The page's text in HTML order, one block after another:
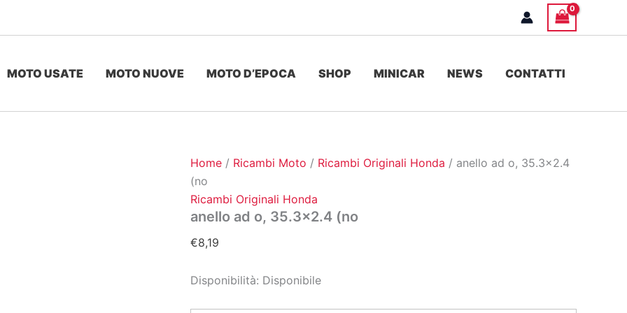
MOTO USATE MOTO NUOVE MOTO D’EPOCA SHOP MINICAR NEWS CONTATTI
Home / Ricambi Moto / Ricambi Originali Honda / anello ad o, 35.3×2.4
(no
Ricambi Originali Honda
anello ad o, 35.3×2.4 (no
€8,19
Disponibilità: Disponibile